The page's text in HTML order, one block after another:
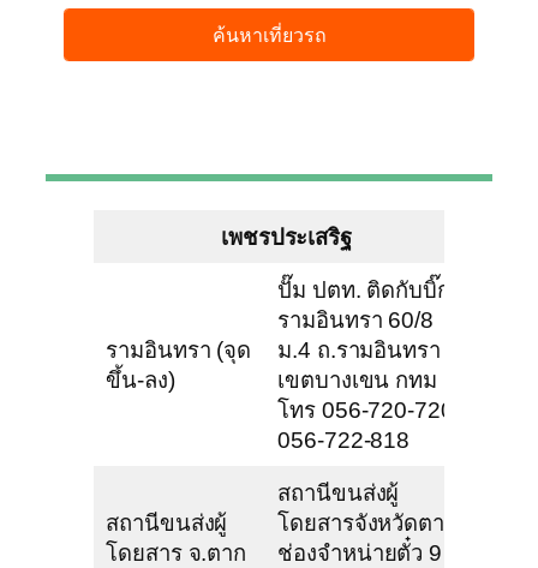
เพชรประเสริฐ
รามอินทรา (จุด
ขึ้น-ลง)
ปั๊ม ปตท. ติดกับบิ๊กซี
รามอินทรา 60/8
ม.4 ถ.รามอินทรา
เขตบางเขน กทม
โทร 056-720-720,
056-722-818
สถานีขนส่งผู้
โดยสาร จ.ตาก
สถานีขนส่งผู้
โดยสารจังหวัดตาก
ช่องจำหน่ายตั๋ว 9